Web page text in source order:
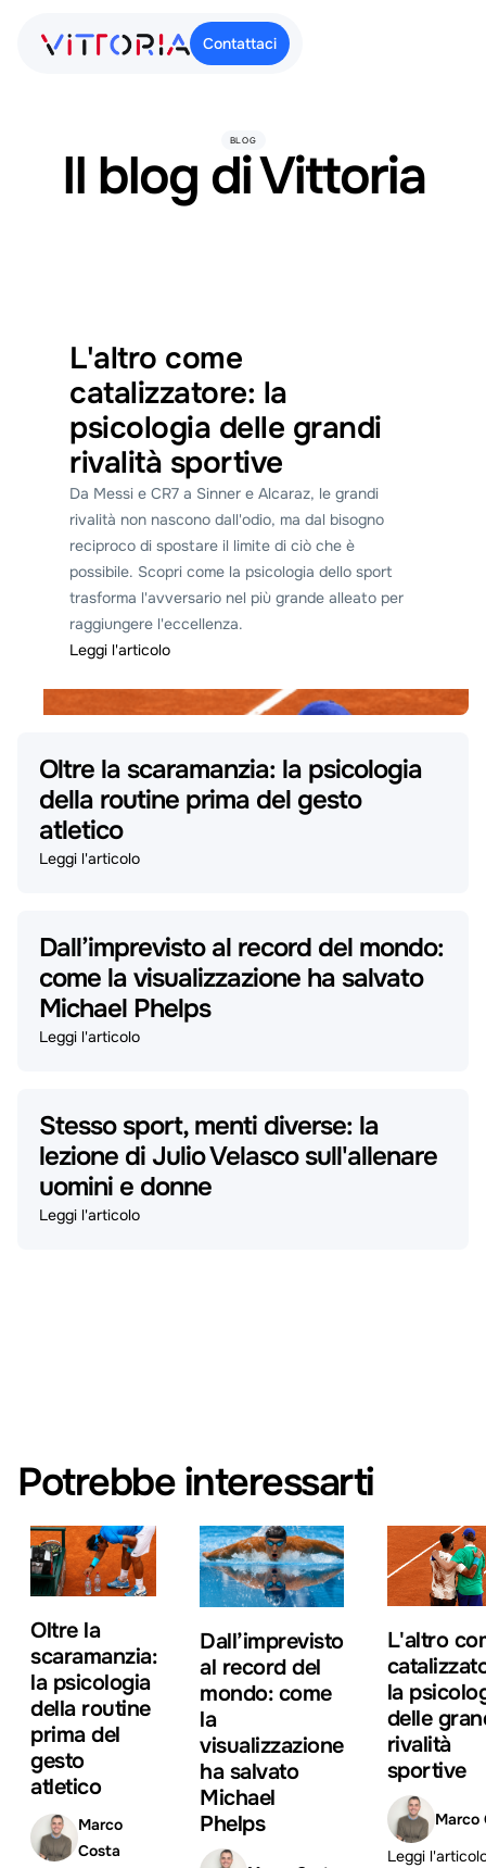
Contattaci
BLOG
Il blog di Vittoria
L'altro come
catalizzatore: la
psicologia delle grandi
rivalità sportive
Da Messi e CR7 a Sinner e Alcaraz, le grandi
rivalità non nascono dall'odio, ma dal bisogno
reciproco di spostare il limite di ciò che è
possibile. Scopri come la psicologia dello sport
trasforma l'avversario nel più grande alleato per
raggiungere l'eccellenza.
Leggi l'articolo
Oltre la scaramanzia: la psicologia
della routine prima del gesto
atletico
Leggi l'articolo
Dall’imprevisto al record del mondo:
come la visualizzazione ha salvato
Michael Phelps
Leggi l'articolo
Stesso sport, menti diverse: la
lezione di Julio Velasco sull'allenare
uomini e donne
Leggi l'articolo
Potrebbe interessarti
Oltre la
scaramanzia:
la psicologia
della routine
prima del
gesto
atletico
Marco
Costa
Dall’imprevisto
al record del
mondo: come
la
visualizzazione
ha salvato
Michael
Phelps
L'altro
la
delle
rivalità
sportive
Marco
Leggi